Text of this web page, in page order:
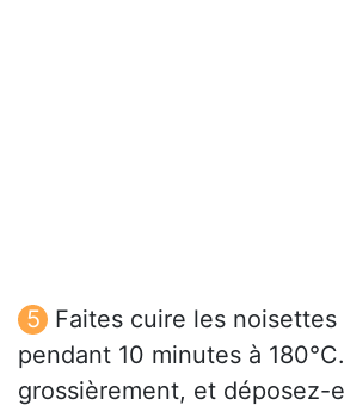
Faites cuire les
pendant 10 minutes à
grossièrement, et déposez-